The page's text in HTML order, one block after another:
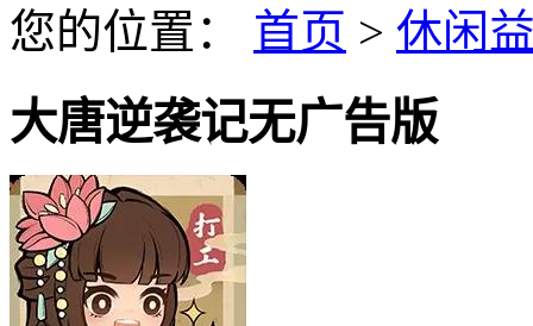
您的位置： 首页 > 休闲
大唐逆袭记无广告版